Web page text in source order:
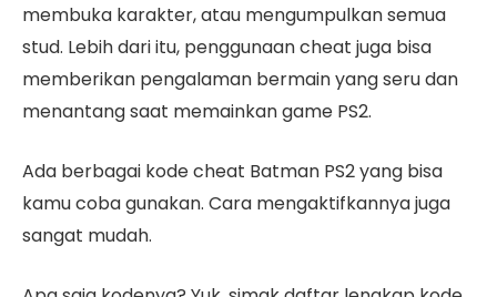
membuka karakter, atau mengumpulkan semua
stud. Lebih dari itu, penggunaan cheat juga bisa
memberikan pengalaman bermain yang seru dan
menantang saat memainkan game PS2.
Ada berbagai kode cheat Batman PS2 yang bisa
kamu coba gunakan. Cara mengaktifkannya juga
sangat mudah.